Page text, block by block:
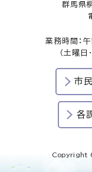
群馬県
業務時間：
（土曜日
市
各
Copyright